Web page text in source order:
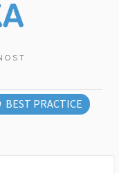
BEST PRACTICE